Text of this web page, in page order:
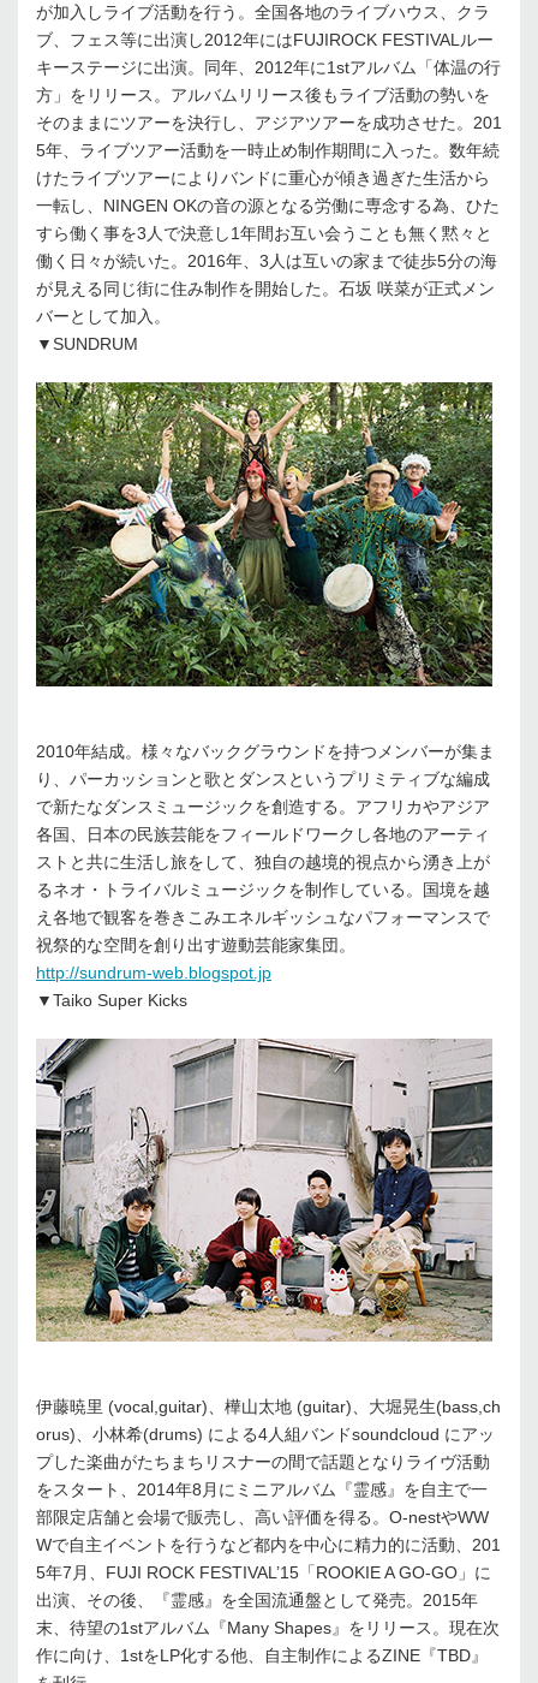
が加入しライブ活動を行う。全国各地のライブハウス、クラ
ブ、フェス等に出演し2012年にはFUJIROCK FESTIVALルー
キーステージに出演。同年、2012年に1stアルバム「体温の行
方」をリリース。アルバムリリース後もライブ活動の勢いを
そのままにツアーを決行し、アジアツアーを成功させた。201
5年、ライブツアー活動を一時止め制作期間に入った。数年続
けたライブツアーによりバンドに重心が傾き過ぎた生活から
一転し、NINGEN OKの音の源となる労働に専念する為、ひた
すら働く事を3人で決意し1年間お互い会うことも無く黙々と
働く日々が続いた。2016年、3人は互いの家まで徒歩5分の海
が見える同じ街に住み制作を開始した。石坂 咲菜が正式メン
バーとして加入。
▼SUNDRUM
2010年結成。様々なバックグラウンドを持つメンバーが集ま
り、パーカッションと歌とダンスというプリミティブな編成
で新たなダンスミュージックを創造する。アフリカやアジア
各国、日本の民族芸能をフィールドワークし各地のアーティ
ストと共に生活し旅をして、独自の越境的視点から湧き上が
るネオ・トライバルミュージックを制作している。国境を越
え各地で観客を巻きこみエネルギッシュなパフォーマンスで
祝祭的な空間を創り出す遊動芸能家集団。
http://sundrum-web.blogspot.jp
▼Taiko Super Kicks
伊藤暁里 (vocal,guitar)、樺山太地 (guitar)、大堀晃生(bass,ch
orus)、小林希(drums) による4人組バンドsoundcloud にアッ
プした楽曲がたちまちリスナーの間で話題となりライヴ活動
をスタート、2014年8月にミニアルバム『霊感』を自主で一
部限定店舗と会場で販売し、高い評価を得る。O-nestやWW
Wで自主イベントを行うなど都内を中心に精力的に活動、201
5年7月、FUJI ROCK FESTIVAL’15「ROOKIE A GO-GO」に
出演、その後、『霊感』を全国流通盤として発売。2015年
末、待望の1stアルバム『Many Shapes』をリリース。現在次
作に向け、1stをLP化する他、自主制作によるZINE『TBD』